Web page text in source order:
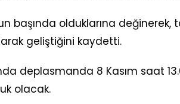
başında olduklarına değinerek,
geliştiğini kaydetti.
deplasmanda 8 Kasım saat
olacak.